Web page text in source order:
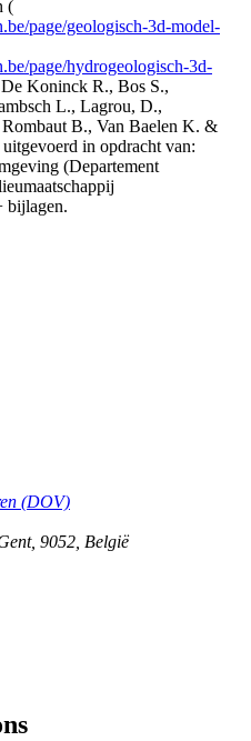
(
page/geologisch-3d-model-
page/hydrogeologisch-3d-
Koninck R., Bos S.,
L., Lagrou, D.,
B., Van Baelen K. &
in opdracht van:
(Departement
bijlagen.
(DOV)
, 9052, België